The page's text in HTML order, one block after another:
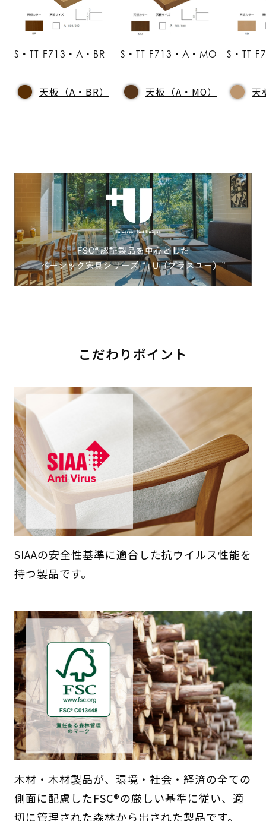
S・TT-F713・A・BR
天板（A・BR）
S・TT-F713・A・MO
天板（A・MO）
S・TT-
天
こだわりポイント
SIAAの安全性基準に適合した抗ウイルス性能を
持つ製品です。
木材・木材製品が、環境・社会・経済の全ての
側面に配慮したFSC®の厳しい基準に従い、適
切に管理された森林から出された製品です。